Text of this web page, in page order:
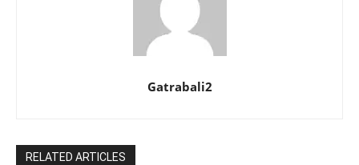
Gatrabali2
RELATED ARTICLES